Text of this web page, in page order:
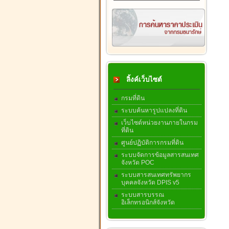
ลิ้งค์เว็บไซต์
กรมที่ดิน
ระบบค้นหารูปแปลงที่ดิน
เว็บไซต์หน่วยงานภายในกรม
ที่ดิน
ศูนย์ปฏิบัติการกรมที่ดิน
ระบบจัดการข้อมูลสารสนเทศ
จังหวัด POC
ระบบสารสนเทศทรัพยากร
บุคคลจังหวัด DPIS v5
ระบบสารบรรณ
อิเล็กทรอนิกส์จังหวัด